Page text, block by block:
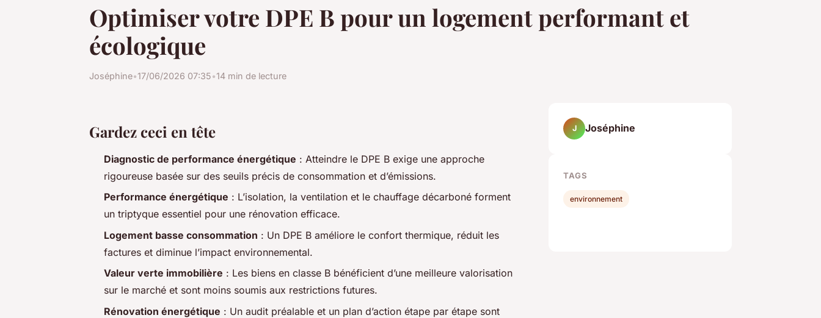
Optimiser votre DPE B pour un logement performant et
écologique
Joséphine•17/06/2026 07:35•14 min de lecture
Gardez ceci en tête
Diagnostic de performance énergétique : Atteindre le DPE B exige une approche
rigoureuse basée sur des seuils précis de consommation et d’émissions.
Performance énergétique : L’isolation, la ventilation et le chauffage décarboné forment
un triptyque essentiel pour une rénovation efficace.
Logement basse consommation : Un DPE B améliore le confort thermique, réduit les
factures et diminue l’impact environnemental.
Valeur verte immobilière : Les biens en classe B bénéficient d’une meilleure valorisation
sur le marché et sont moins soumis aux restrictions futures.
Rénovation énergétique : Un audit préalable et un plan d’action étape par étape sont
J Joséphine
TAGS
environnement